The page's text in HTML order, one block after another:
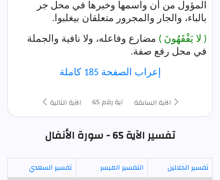
المؤول من أن واسمها وخبرها في محل جر
بالباء، والجار والمجرور متعلقان بيغلبوا.
( لا يَفْقَهُونَ ) مضارع وفاعله، ولا نافية والجملة
في محل رفع صفة.
إعراب الصفحة 185 كاملة
الآية السابقة آية رقم 65 الآية التالية
تفسير الآية 65 - سورة الأنفال
تفسير الجلالين التفسير الميسر
تفسير السعدي